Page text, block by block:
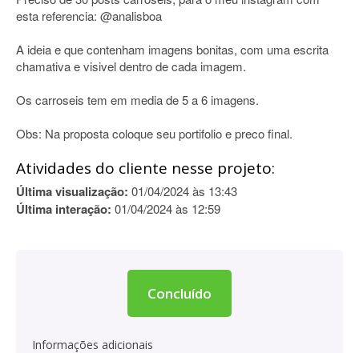
esta referencia: @analisboa
A ideia e que contenham imagens bonitas, com uma escrita
chamativa e visivel dentro de cada imagem.
Os carroseis tem em media de 5 a 6 imagens.
Obs: Na proposta coloque seu portifolio e preco final.
Atividades do cliente nesse projeto:
Última visualização: 01/04/2024 às 13:43
Última interação: 01/04/2024 às 12:59
Concluído
Informações adicionais